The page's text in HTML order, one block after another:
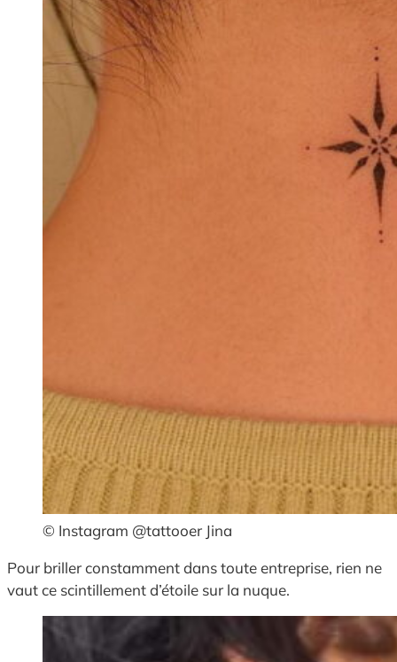
© Instagram @tattooer Jina
Pour briller constamment dans toute entreprise, rien ne
vaut ce scintillement d’étoile sur la nuque.